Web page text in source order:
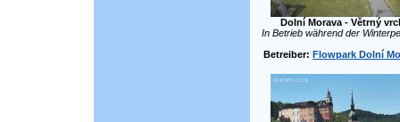
Dolní Morava - Větrný
In Betrieb während der
Betreiber: Flowpark Dolní